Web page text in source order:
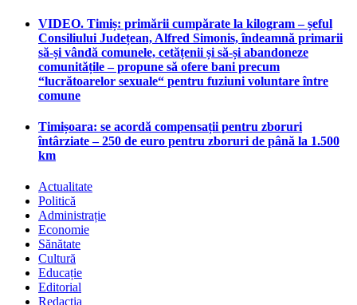
VIDEO. Timiș: primării cumpărate la kilogram – șeful
Consiliului Județean, Alfred Simonis, îndeamnă primarii
să-și vândă comunele, cetățenii și să-și abandoneze
comunitățile – propune să ofere bani precum
“lucrătoarelor sexuale“ pentru fuziuni voluntare între
comune
Timișoara: se acordă compensații pentru zboruri
întârziate – 250 de euro pentru zboruri de până la 1.500
km
Actualitate
Politică
Administrație
Economie
Sănătate
Cultură
Educație
Editorial
Redacția